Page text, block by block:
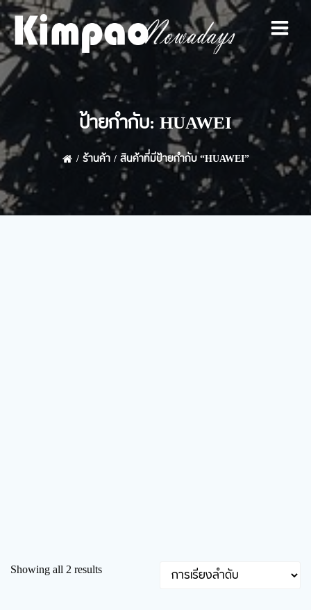
Skip
to
content
ป้ายกำกับ: HUAWEI
ร้านค้า สินค้าที่มีป้ายกำกับ “HUAWEI”
Showing all 2 results